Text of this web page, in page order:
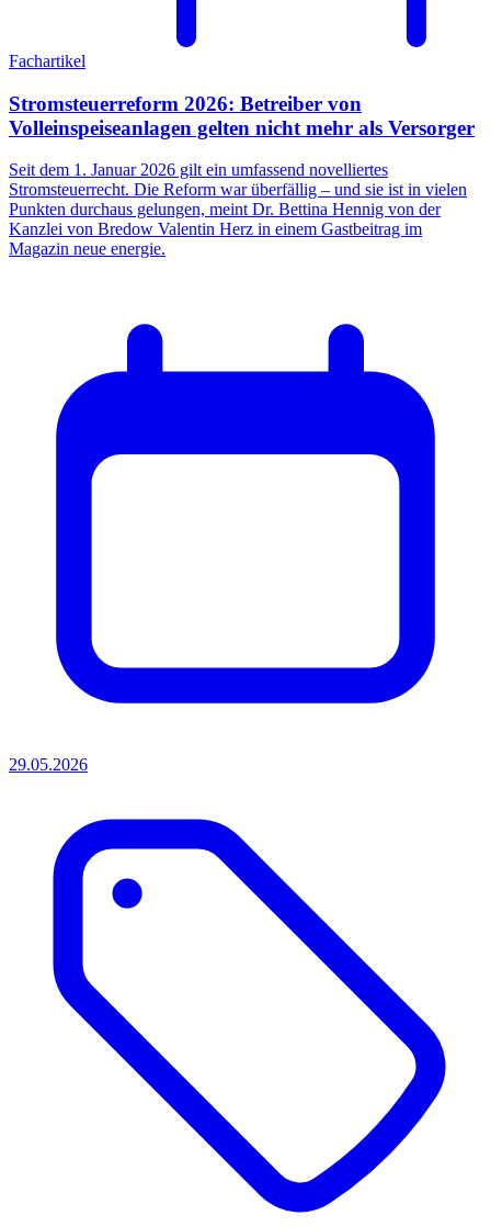
Fachartikel
Stromsteuerreform 2026: Betreiber von
Volleinspeiseanlagen gelten nicht mehr als Versorger
Seit dem 1. Januar 2026 gilt ein umfassend novelliertes
Stromsteuerrecht. Die Reform war überfällig – und sie ist in vielen
Punkten durchaus gelungen, meint Dr. Bettina Hennig von der
Kanzlei von Bredow Valentin Herz in einem Gastbeitrag im
Magazin neue energie.
29.05.2026